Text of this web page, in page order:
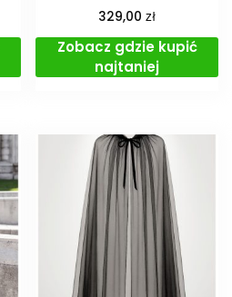
329,00zł
Zobacz gdzie kupić
najtaniej